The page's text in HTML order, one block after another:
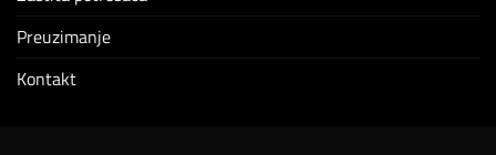
Preuzimanje
Kontakt